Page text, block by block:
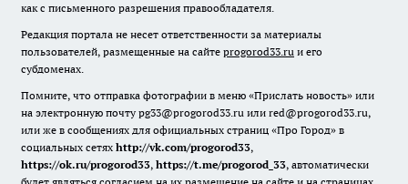
как с письменного разрешения правообладателя.
Редакция портала не несет ответственности за материалы
пользователей, размещенные на сайте progorod33.ru и его
субдоменах.
Помните, что отправка фотографии в меню «Прислать новость» или
на электронную почту pg33@progorod33.ru или red@progorod33.ru,
или же в сообщениях для официальных страниц «Про Город» в
социальных сетях http://vk.com/progorod33,
https://ok.ru/progorod33, https://t.me/progorod_33, автоматически